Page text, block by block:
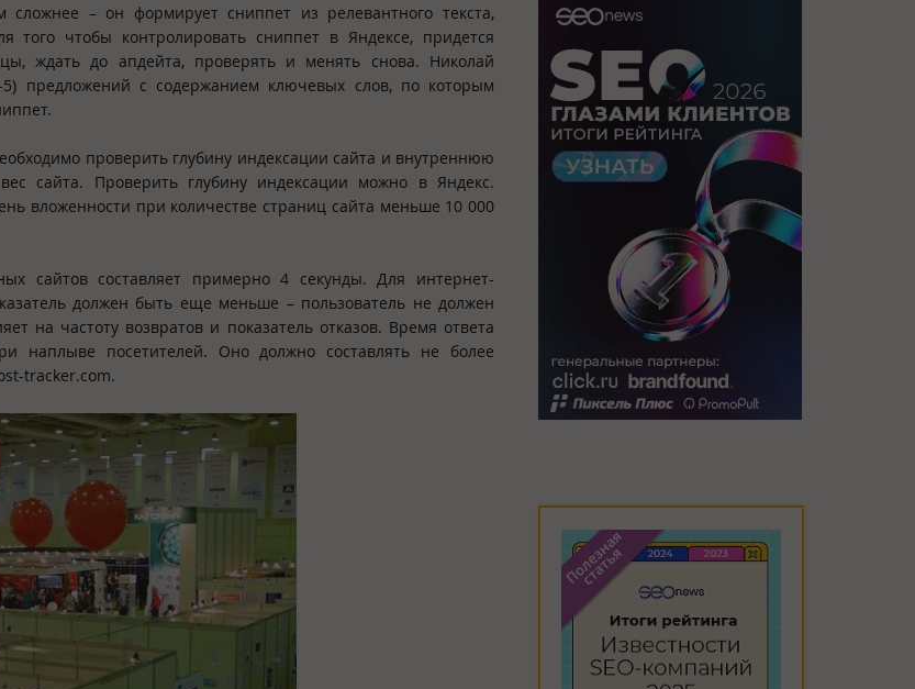
– он формирует сниппет из релевантного текста,
того чтобы контролировать сниппет в Яндексе, придется
ждать до апдейта, проверять и менять снова. Николай
5) предложений с содержанием ключевых слов, по которым
проверить глубину индексации сайта и внутреннюю
сайта. Проверить глубину индексации можно в Яндекс.
вложенности при количестве страниц сайта меньше 10 000
сайтов составляет примерно 4 секунды. Для интернет-
должен быть еще меньше – пользователь не должен
на частоту возвратов и показатель отказов. Время ответа
наплыве посетителей. Оно должно составлять не более
tracker.com.